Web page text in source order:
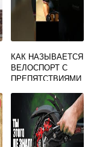
КАК НАЗЫВАЕТСЯ
ВЕЛОСПОРТ С
ПРЕПЯТСТВИЯМИ